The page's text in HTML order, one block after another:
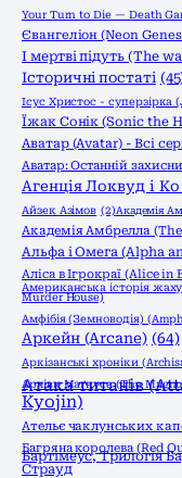
Your Turn to Die — Death
Євангеліон (Neon
І мертві підуть (The
Історичні постаті
Ісус Христос - суперзірка
Їжак Сонік (Sonic the
Аватар (Avatar) - Всі
Аватар: Останній
Агенція Локвуд і
Айзек Азімов (2)Академія
Академія Амбрелла
Альфа і Омега (Alpha
Аліса в Ігрокраї (Alice in
Американська історія
Murder House)
Амфібія (Земноводія)
Аркейн (Arcane) (64)
Аркізанські хроніки
Архіви Маґнуса (The
Атака титанів
Kyojin)
Ательє чаклунських
Багряна королева (Red
Бартімеус, Трилогія
Страуд